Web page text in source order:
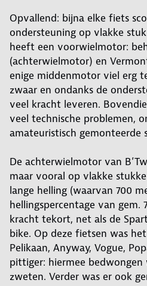
Opvallend: bijna elke fiets
ondersteuning op vlakke
heeft een voorwielmotor:
(achterwielmotor) en
enige middenmotor viel erg
zwaar en ondanks de
veel kracht leveren.
veel technische problemen,
amateuristisch gemonteerde
De achterwielmotor van
maar vooral op vlakke
lange helling (waarvan 700
hellingspercentage van gem.
kracht tekort, net als de
bike. Op deze fietsen was
Pelikaan, Anyway, Vogue,
pittiger: hiermee bedwongen
zweten. Verder was er ook